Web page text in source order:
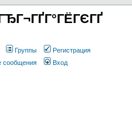
Группы
Регистрация
сообщения Вход